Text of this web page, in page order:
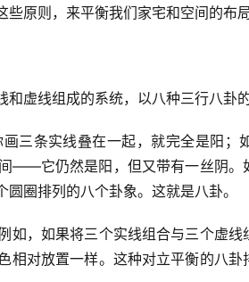
原则，来平衡我们家宅和空间的布局
虚线组成的系统，以八种三行八卦的
三条实线叠在一起，就完全是阳；
——它仍然是阳，但又带有一丝阴。
圈排列的八个卦象。这就是八卦。
如，如果将三个实线组合与三个虚
相对放置一样。这种对立平衡的八